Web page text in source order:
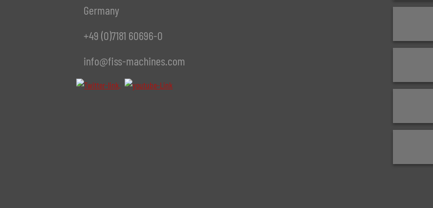
Germany
+49 (0)7181 60696-0
info@fiss-machines.com